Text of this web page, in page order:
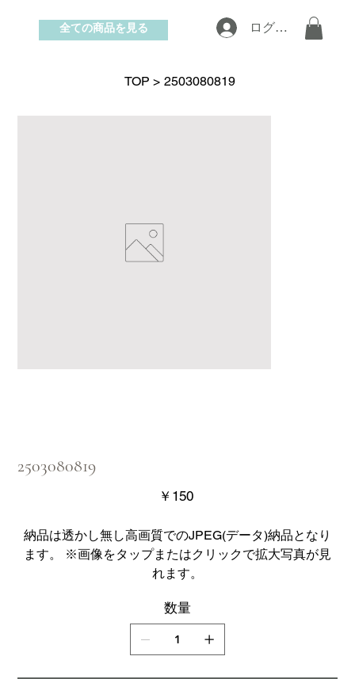
お問い合わせ
ログイン
全ての商品を見る
TOP > 2503080819
2503080819
価
格
￥150
納品は透かし無し高画質でのJPEG(データ)納品となり
ます。 ※画像をタップまたはクリックで拡大写真が見
れます。
数量